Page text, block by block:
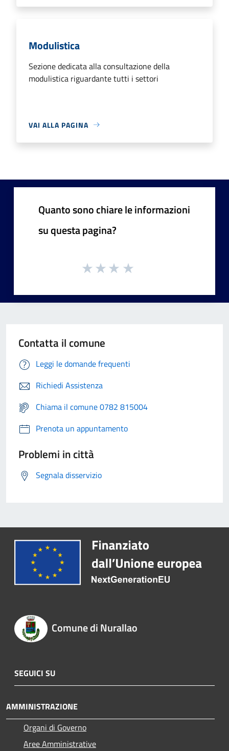
Modulistica
Sezione dedicata alla consultazione della
modulistica riguardante tutti i settori
VAI ALLA PAGINA
Quanto sono chiare le informazioni
su questa pagina?
Contatta il comune
Leggi le domande frequenti
Richiedi Assistenza
Chiama il comune 0782 815004
Prenota un appuntamento
Problemi in città
Segnala disservizio
Comune di Nurallao
SEGUICI SU
AMMINISTRAZIONE
Organi di Governo
Aree Amministrative